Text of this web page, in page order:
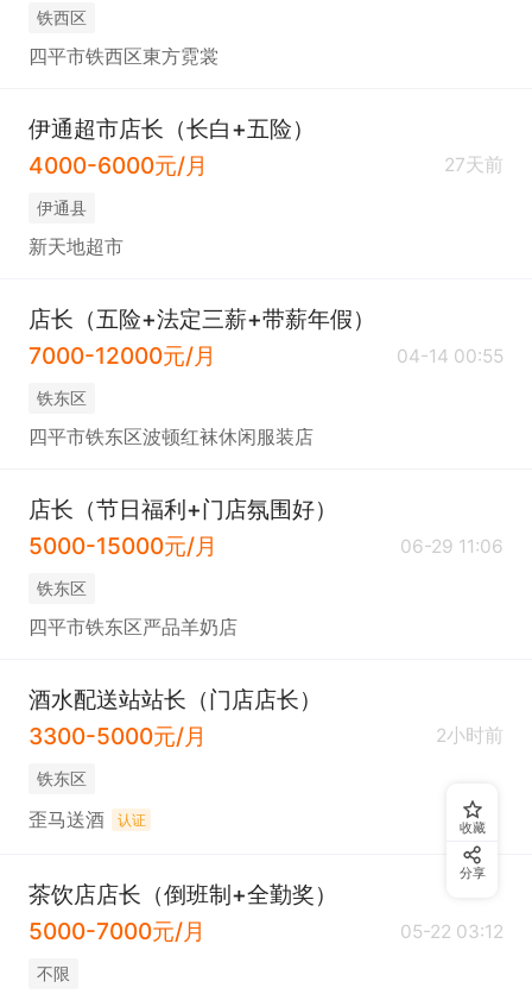
铁西区
四平市铁西区東方霓裳
伊通超市店长（长白+五险）
4000-6000元/月
27天前
伊通县
新天地超市
店长（五险+法定三薪+带薪年假）
7000-12000元/月
04-14 00:55
铁东区
四平市铁东区波顿红袜休闲服装店
店长（节日福利+门店氛围好）
5000-15000元/月
06-29 11:06
铁东区
四平市铁东区严品羊奶店
酒水配送站站长（门店店长）
3300-5000元/月
2小时前
铁东区
歪马送酒 认证
茶饮店店长（倒班制+全勤奖）
5000-7000元/月
05-22 03:12
不限
收藏
分享